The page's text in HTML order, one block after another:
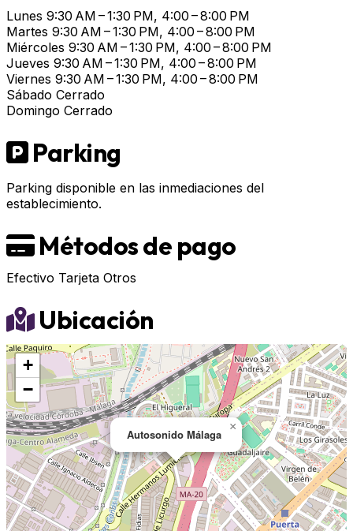
Lunes 9:30 AM – 1:30 PM, 4:00 – 8:00 PM
Martes 9:30 AM – 1:30 PM, 4:00 – 8:00 PM
Miércoles 9:30 AM – 1:30 PM, 4:00 – 8:00 PM
Jueves 9:30 AM – 1:30 PM, 4:00 – 8:00 PM
Viernes 9:30 AM – 1:30 PM, 4:00 – 8:00 PM
Sábado Cerrado
Domingo Cerrado
Parking
Parking disponible en las inmediaciones del
establecimiento.
Métodos de pago
Efectivo Tarjeta Otros
Ubicación
Autosonido Málaga
×
+
−